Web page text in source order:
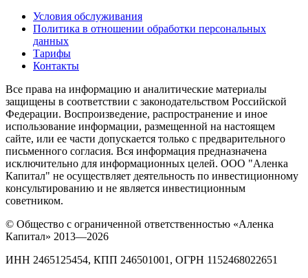
Условия обслуживания
Политика в отношении обработки персональных
данных
Тарифы
Контакты
Все права на информацию и аналитические материалы
защищены в соответствии с законодательством Российской
Федерации. Воспроизведение, распространение и иное
использование информации, размещенной на настоящем
сайте, или ее части допускается только с предварительного
письменного согласия. Вся информация предназначена
исключительно для информационных целей. ООО "Аленка
Капитал" не осуществляет деятельность по инвестиционному
консультированию и не является инвестиционным
советником.
© Общество с ограниченной ответственностью «Аленка
Капитал» 2013—2026
ИНН 2465125454, КПП 246501001, ОГРН 1152468022651